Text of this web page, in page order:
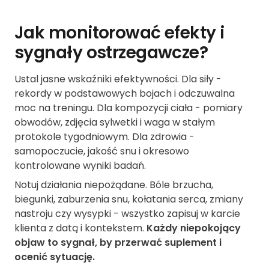
Jak monitorować efekty i
sygnały ostrzegawcze?
Ustal jasne wskaźniki efektywności. Dla siły -
rekordy w podstawowych bojach i odczuwalna
moc na treningu. Dla kompozycji ciała - pomiary
obwodów, zdjęcia sylwetki i waga w stałym
protokole tygodniowym. Dla zdrowia -
samopoczucie, jakość snu i okresowo
kontrolowane wyniki badań.
Notuj działania niepożądane. Bóle brzucha,
biegunki, zaburzenia snu, kołatania serca, zmiany
nastroju czy wysypki - wszystko zapisuj w karcie
klienta z datą i kontekstem. Każdy niepokojący
objaw to sygnał, by przerwać suplement i
ocenić sytuację.